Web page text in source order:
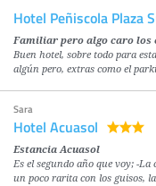
Hotel Peñiscola Plaza
Familiar pero algo caro los
Buen hotel, sobre todo para
algún pero, extras como el
Sara
Hotel Acuasol
Estancia Acuasol
Es el segundo año que voy; -
un poco rarita con los guisos,